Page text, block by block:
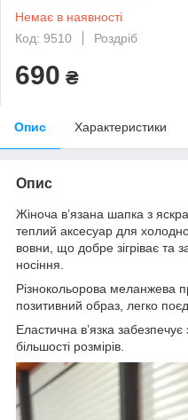
Немає в наявності
Код: 9510
Роздріб
690 ₴
Опис Характеристики
Опис
Жіноча в’язана шапка з
теплий аксесуар для
вовни, що добре зігріває та
носіння.
Різнокольорова меланжева
позитивний образ, легко
Еластична в’язка
більшості розмірів.